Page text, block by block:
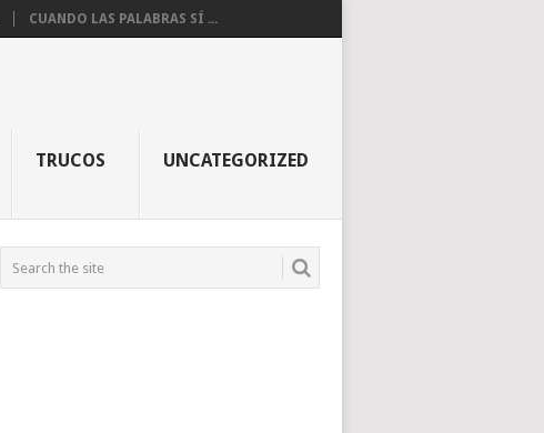
CUANDO LAS PALABRAS SÍ ...
TRUCOS UNCATEGORIZED